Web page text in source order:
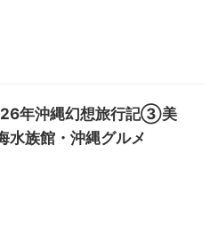
年沖縄幻想旅行記③美
水族館・沖縄グルメ